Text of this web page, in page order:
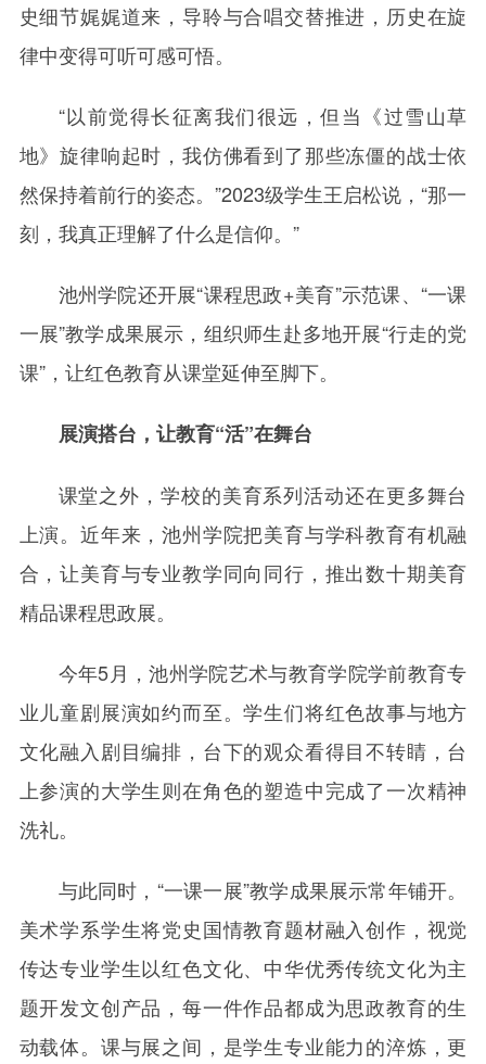
史细节娓娓道来，导聆与合唱交替推进，历史在旋
律中变得可听可感可悟。
“以前觉得长征离我们很远，但当《过雪山草
地》旋律响起时，我仿佛看到了那些冻僵的战士依
然保持着前行的姿态。”2023级学生王启松说，“那一
刻，我真正理解了什么是信仰。”
池州学院还开展“课程思政+美育”示范课、“一课
一展”教学成果展示，组织师生赴多地开展“行走的党
课”，让红色教育从课堂延伸至脚下。
展演搭台，让教育“活”在舞台
课堂之外，学校的美育系列活动还在更多舞台
上演。近年来，池州学院把美育与学科教育有机融
合，让美育与专业教学同向同行，推出数十期美育
精品课程思政展。
今年5月，池州学院艺术与教育学院学前教育专
业儿童剧展演如约而至。学生们将红色故事与地方
文化融入剧目编排，台下的观众看得目不转睛，台
上参演的大学生则在角色的塑造中完成了一次精神
洗礼。
与此同时，“一课一展”教学成果展示常年铺开。
美术学系学生将党史国情教育题材融入创作，视觉
传达专业学生以红色文化、中华优秀传统文化为主
题开发文创产品，每一件作品都成为思政教育的生
动载体。课与展之间，是学生专业能力的淬炼，更